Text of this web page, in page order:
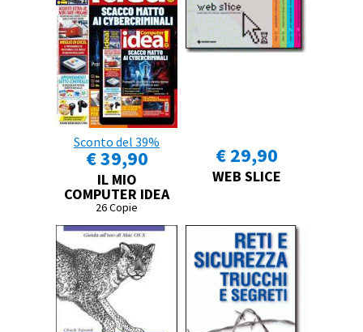
Sconto del 39%
€ 39,90
IL MIO
COMPUTER IDEA
26 Copie
€ 29,90
WEB SLICE